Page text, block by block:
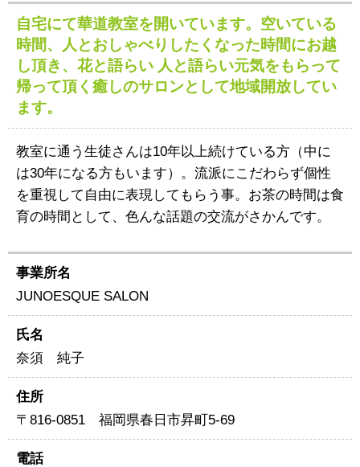
自宅にて華道教室を開いています。空いている
時間、人とおしゃべりしたくなった時間にお越
し頂き、花と語らい 人と語らい元気をもらって
帰って頂く癒しのサロンとして地域開放してい
ます。
教室に通う生徒さんは10年以上続けている方（中に
は30年になる方もいます）。流派にこだわらず個性
を重視して自由に表現してもらう事。お茶の時間は食
育の時間として、色んな話題の交流がさかんです。
事業所名
JUNOESQUE SALON
氏名
奈須 純子
住所
〒816-0851 福岡県春日市昇町5-69
電話